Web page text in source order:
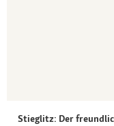
Stieglitz: Der